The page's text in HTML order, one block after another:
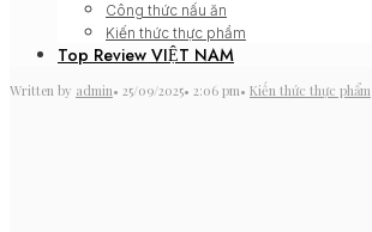
Công thức nấu ăn
Kiến thức thực phẩm
Top Review VIỆT NAM
Written by admin• 25/09/2025• 2:06 pm• Kiến thức thực phẩm